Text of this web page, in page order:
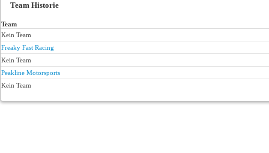
Team Historie
Team
Kein Team
Freaky Fast Racing
Kein Team
Peakline Motorsports
Kein Team